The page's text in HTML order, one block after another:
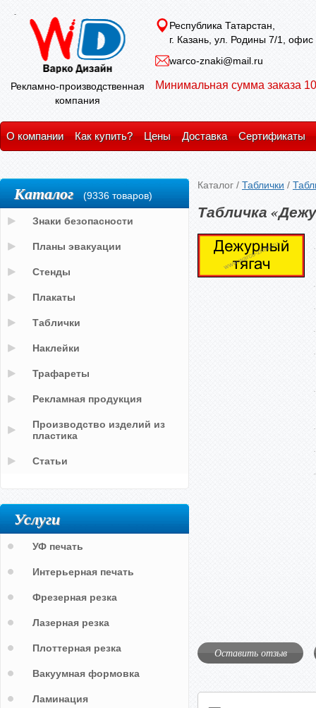
Рекламно-производственная
компания
Республика Татарстан,
г. Казань, ул. Родины 7/1, офис
warco-znaki@mail.ru
Минимальная сумма заказа
О компании Как купить? Цены Доставка Сертификаты
Каталог / Таблички /
Табличка
Оставить отзыв
Каталог (9336 товаров)
Знаки безопасности
Планы эвакуации
Стенды
Плакаты
Таблички
Наклейки
Трафареты
Рекламная продукция
Производство изделий из
пластика
Статьи
Услуги
УФ печать
Интерьерная печать
Фрезерная резка
Лазерная резка
Плоттерная резка
Вакуумная формовка
Ламинация